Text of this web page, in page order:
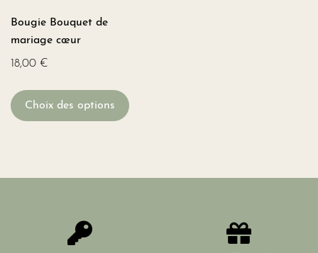
Bougie Bouquet de
mariage cœur
18,00 €
Choix des options